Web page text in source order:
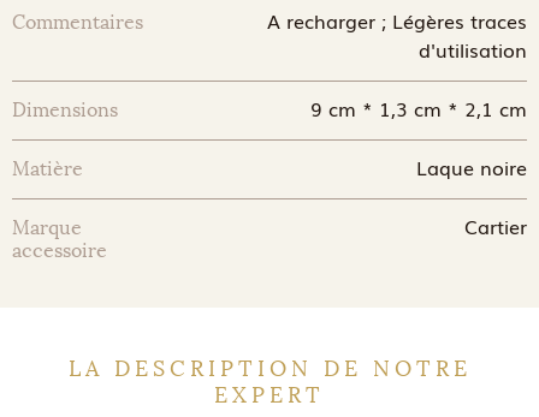
Commentaires
A recharger ; Légères traces
d'utilisation
Dimensions 9 cm * 1,3 cm * 2,1 cm
Matière Laque noire
Marque
accessoire
Cartier
LA DESCRIPTION DE NOTRE
EXPERT